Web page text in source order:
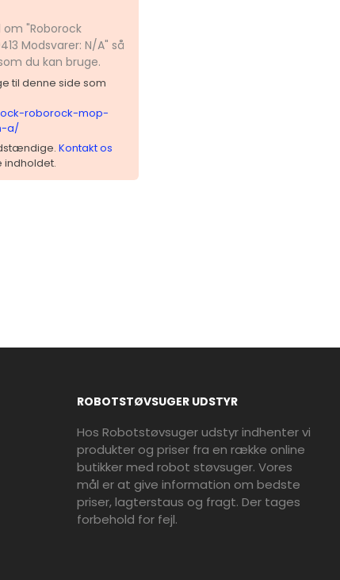
"Roborock
Modsvarer: N/A" så
du kan bruge.
til denne side som
roborock-mop-
a/
Kontakt os
indholdet.
ROBOTSTØVSUGER UDSTYR
Hos Robotstøvsuger udstyr indhenter vi
produkter og priser fra en række online
butikker med robot støvsuger. Vores
mål er at give information om bedste
priser, lagterstaus og fragt. Der tages
forbehold for fejl.